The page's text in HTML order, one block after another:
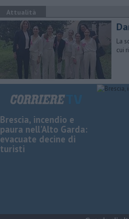
Attualità
La
cui
Brescia, incendio e
paura nell'Alto Garda:
evacuate decine di
turisti